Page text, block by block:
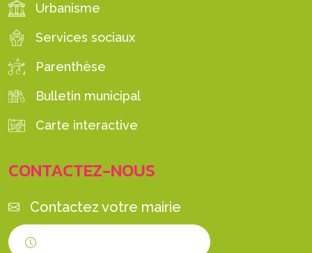
Urbanisme
Services sociaux
Parenthèse
Bulletin municipal
Carte interactive
CONTACTEZ-NOUS
Contactez votre mairie